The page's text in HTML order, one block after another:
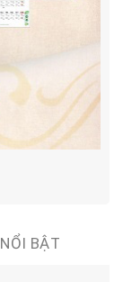
BẬT